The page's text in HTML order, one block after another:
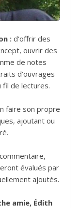
: d’offrir des
ouvrir des
de notes
d’ouvrages
fil de lectures.
faire son propre
ajoutant ou
évalués par
ajoutés.
amie, Édith